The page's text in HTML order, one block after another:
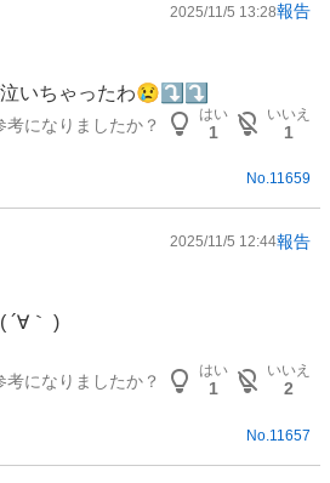
2025/11/5 13:28報告
泣いちゃったわ😢⤵️⤵️
考になりましたか？
はい
1
いいえ
1
No.11659
2025/11/5 12:44報告
´∀｀ )
考になりましたか？
はい
1
いいえ
2
No. 11657